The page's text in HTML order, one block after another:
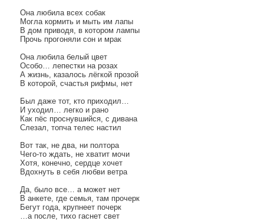
Она любила всех собак
Могла кормить и мыть им лапы
В дом приводя, в котором лампы
Прочь прогоняли сон и мрак
Она любила белый цвет
Особо… лепестки на розах
А жизнь, казалось лёгкой прозой
В которой, счастья рифмы, нет
Был даже тот, кто приходил…
И уходил… легко и рано
Как пёс проснувшийся, с дивана
Слезал, топча телес настил
Вот так, не два, ни полтора
Чего-то ждать, не хватит мочи
Хотя, конечно, сердце хочет
Вдохнуть в себя любви ветра
Да, было все… а может нет
В анкете, где семья, там прочерк
Бегут года, крупнеет почерк
…а после, тихо гаснет свет